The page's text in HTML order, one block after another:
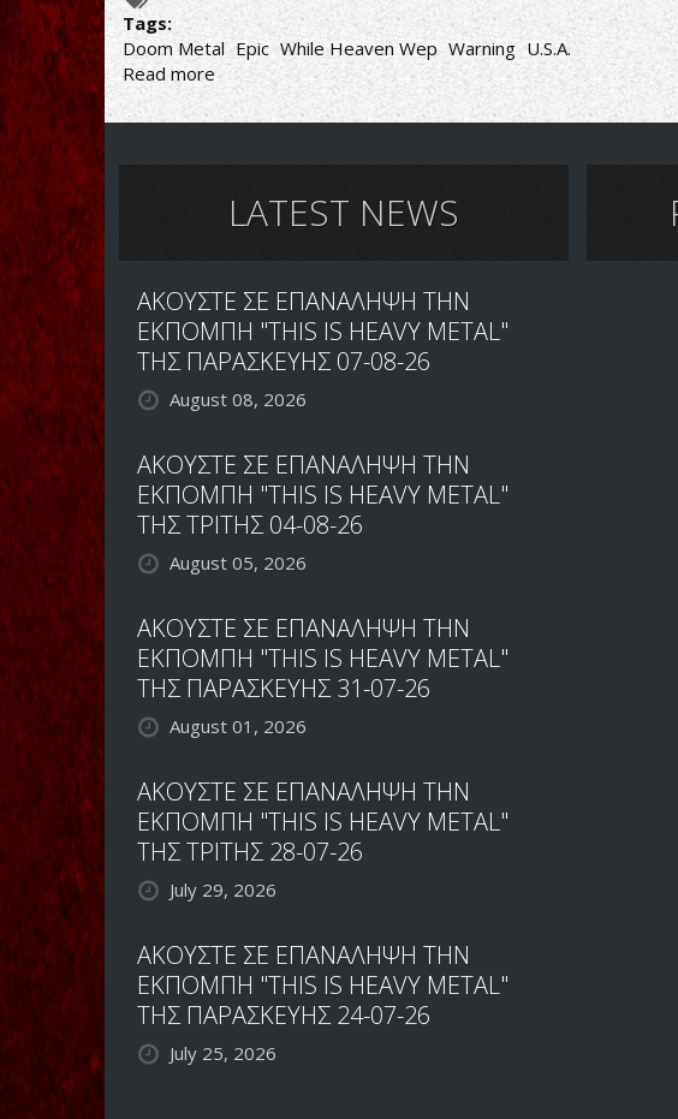
Tags:
Doom Metal Epic While Heaven Wep Warning U.S.A.
Read moreabout
Doom,
Death,
LATEST NEWS
ΑΚΟΥΣΤΕ ΣΕ ΕΠΑΝΑΛΗΨΗ ΤΗΝ
ΕΚΠΟΜΠΗ "THIS IS HEAVY METAL"
ΤΗΣ ΠΑΡΑΣΚΕΥΗΣ 07-08-26
August 08, 2026
ΑΚΟΥΣΤΕ ΣΕ ΕΠΑΝΑΛΗΨΗ ΤΗΝ
ΕΚΠΟΜΠΗ "THIS IS HEAVY METAL"
ΤΗΣ ΤΡΙΤΗΣ 04-08-26
August 05, 2026
ΑΚΟΥΣΤΕ ΣΕ ΕΠΑΝΑΛΗΨΗ ΤΗΝ
ΕΚΠΟΜΠΗ "THIS IS HEAVY METAL"
ΤΗΣ ΠΑΡΑΣΚΕΥΗΣ 31-07-26
August 01, 2026
ΑΚΟΥΣΤΕ ΣΕ ΕΠΑΝΑΛΗΨΗ ΤΗΝ
ΕΚΠΟΜΠΗ "THIS IS HEAVY METAL"
ΤΗΣ ΤΡΙΤΗΣ 28-07-26
July 29, 2026
ΑΚΟΥΣΤΕ ΣΕ ΕΠΑΝΑΛΗΨΗ ΤΗΝ
ΕΚΠΟΜΠΗ "THIS IS HEAVY METAL"
ΤΗΣ ΠΑΡΑΣΚΕΥΗΣ 24-07-26
July 25, 2026